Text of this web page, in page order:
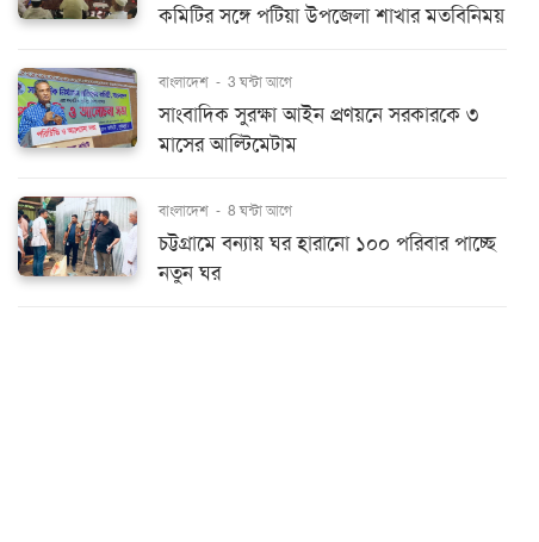
কমিটির সঙ্গে পটিয়া উপজেলা শাখার মতবিনিময়
বাংলাদেশ - 3 ঘন্টা আগে
সাংবাদিক সুরক্ষা আইন প্রণয়নে সরকারকে ৩
মাসের আল্টিমেটাম
বাংলাদেশ - 8 ঘন্টা আগে
চট্টগ্রামে বন্যায় ঘর হারানো ১০০ পরিবার পাচ্ছে
নতুন ঘর